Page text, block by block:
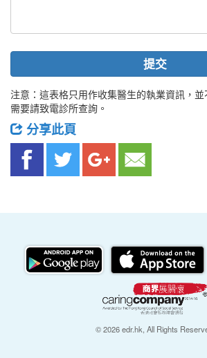
提交
注意：這表格只用作收集醫生的執業資訊，
需要請致電診所查詢。
分享此頁
© 2026 edr.hk, All Rights